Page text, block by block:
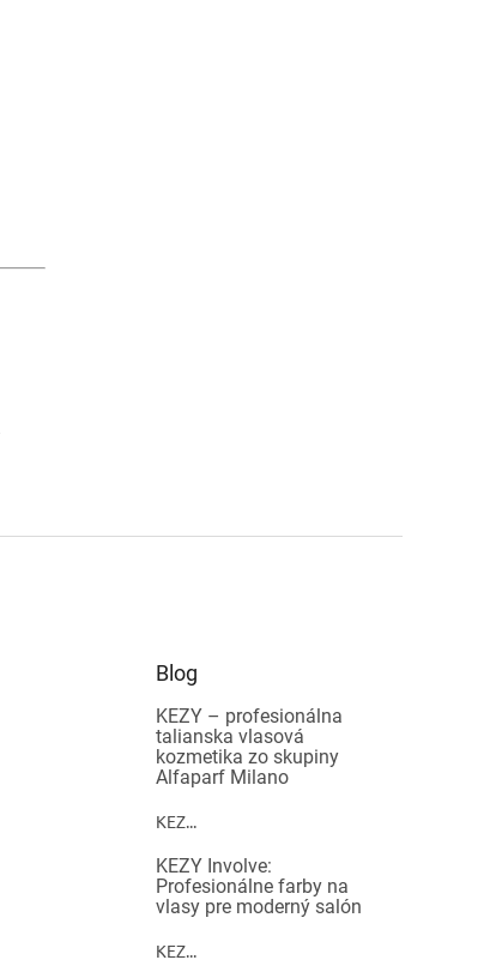
Blog
KEZY – profesionálna
talianska vlasová
kozmetika zo skupiny
Alfaparf Milano
KEZ...
KEZY Involve:
Profesionálne farby na
vlasy pre moderný salón
KEZ...